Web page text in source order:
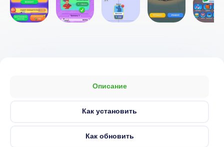
Описание
Как установить
Как обновить